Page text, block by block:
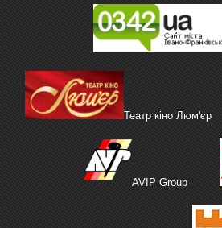
Театр кіно Люм'єр
AVIP Group